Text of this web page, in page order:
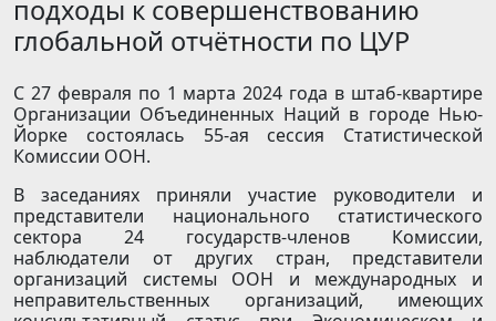
подходы к совершенствованию
глобальной отчётности по ЦУР
С 27 февраля по 1 марта 2024 года в штаб-квартире
Организации Объединенных Наций в городе Нью-
Йорке состоялась 55-ая сессия Статистической
Комиссии ООН.
В заседаниях приняли участие руководители и
представители национального статистического
сектора 24 государств-членов Комиссии,
наблюдатели от других стран, представители
организаций системы ООН и международных и
неправительственных организаций, имеющих